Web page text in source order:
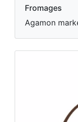
Fromages
Agamon